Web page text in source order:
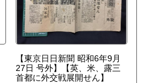
【東京日日新聞 昭和6年9月
27日 号外】【英、米、露三
首都に外交戦展開せん】